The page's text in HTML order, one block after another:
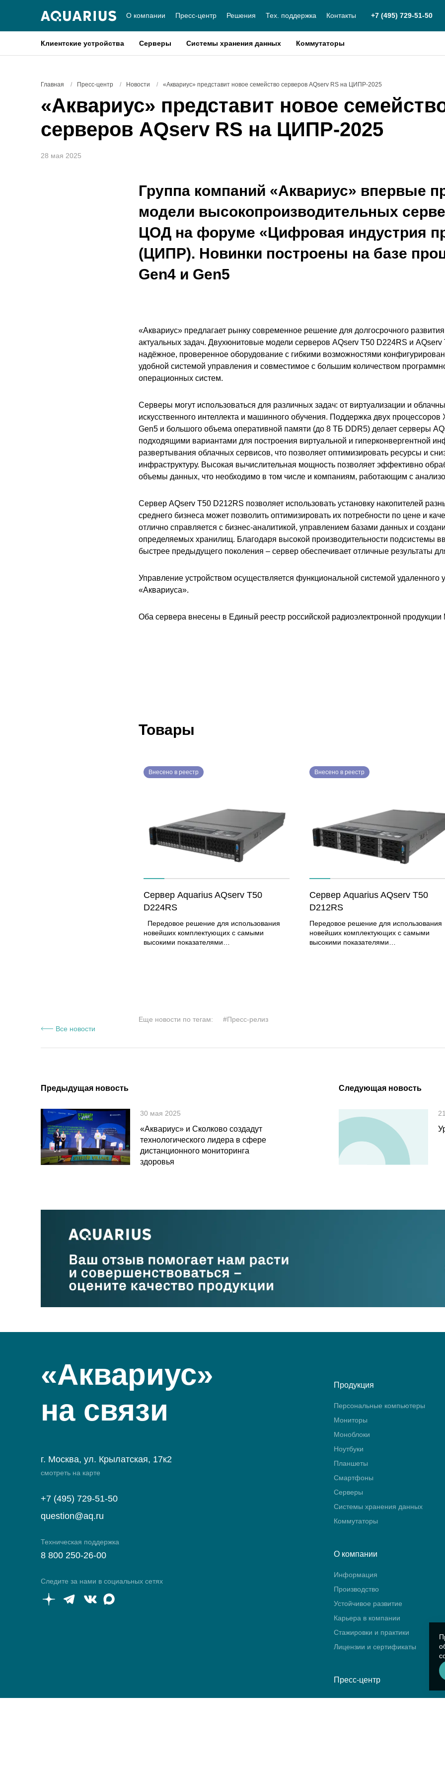
О компании Пресс-центр Решения Тех. поддержка Контакты +7 (495) 729-51-50
Клиентские устройства Серверы Системы хранения данных Коммутаторы
Главная / Пресс-центр / Новости / «Аквариус» представит новое семейство серверов AQserv RS на ЦИПР-2025
«Аквариус» представит новое
серверов AQserv RS на ЦИПР-2025
28 мая 2025
Все новости
Группа компаний «Аквариус» впервые
модели высокопроизводительных
ЦОД на форуме «Цифровая индустрия
(ЦИПР). Новинки построены на базе
Gen4 и Gen5
«Аквариус» предлагает рынку современное решение для долгосрочного
актуальных задач. Двухюнитовые модели серверов AQserv T50 D224RS и AQserv
надёжное, проверенное оборудование с гибкими возможностями
удобной системой управления и совместимое с большим количеством
операционных систем.
Серверы могут использоваться для различных задач: от виртуализации и
искусственного интеллекта и машинного обучения. Поддержка двух
Gen5 и большого объема оперативной памяти (до 8 ТБ DDR5) делает серверы
подходящими вариантами для построения виртуальной и гиперконвергентной
развертывания облачных сервисов, что позволяет оптимизировать ресурсы и
инфраструктуру. Высокая вычислительная мощность позволяет эффективно
объемы данных, что необходимо в том числе и компаниям, работающим с
Сервер AQserv T50 D212RS позволяет использовать установку накопителей
среднего бизнеса может позволить оптимизировать их потребности по цене и
отлично справляется с бизнес-аналитикой, управлением базами данных и
определяемых хранилищ. Благодаря высокой производительности подсистемы
быстрее предыдущего поколения – сервер обеспечивает отличные результаты
Управление устройством осуществляется функциональной системой удаленного
«Аквариуса».
Оба сервера внесены в Единый реестр российской радиоэлектронной
Товары
Внесено в реестр
Сервер Aquarius AQserv T50
D224RS
новейших комплектующих с самыми
высокими показателями
Внесено в реестр
Сервер Aquarius AQserv T50
D212RS
Передовое решение для использования
новейших комплектующих с самыми
высокими показателями
Еще новости по тегам: #Пресс-релиз
Предыдущая новость
30 мая 2025
«Аквариус» и Сколково создадут
технологического лидера в сфере
дистанционного мониторинга
здоровья
Следующая новость
«Аквариус»
на связи
г. Москва, ул. Крылатская, 17к2
смотреть на карте
+7 (495) 729-51-50
question@aq.ru
Техническая поддержка
8 800 250-26-00
Следите за нами в социальных сетях
Продукция
Персональные компьютеры
Мониторы
Моноблоки
Ноутбуки
Планшеты
Смартфоны
Серверы
Системы хранения данных
Коммутаторы
О компании
Информация
Производство
Устойчивое развитие
Карьера в компании
Стажировки и практики
Лицензии и сертификаты
Пресс-центр
Новости